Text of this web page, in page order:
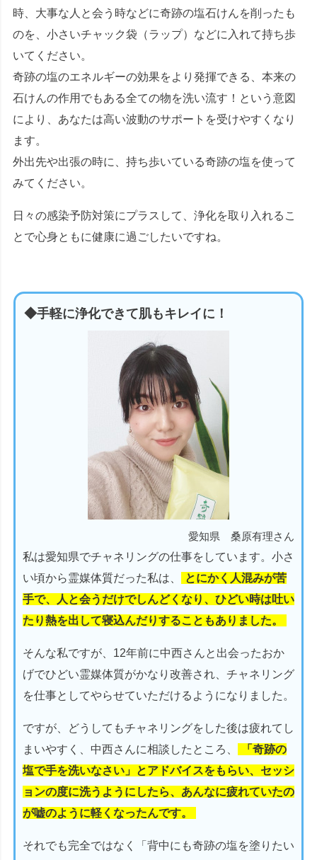
時、大事な人と会う時などに奇跡の塩石けんを削ったも
のを、小さいチャック袋（ラップ）などに入れて持ち歩
いてください。
奇跡の塩のエネルギーの効果をより発揮できる、本来の
石けんの作用でもある全ての物を洗い流す！という意図
により、あなたは高い波動のサポートを受けやすくなり
ます。
外出先や出張の時に、持ち歩いている奇跡の塩を使って
みてください。
日々の感染予防対策にプラスして、浄化を取り入れるこ
とで心身ともに健康に過ごしたいですね。
◆手軽に浄化できて肌もキレイに！
愛知県 桑原有理さん
私は愛知県でチャネリングの仕事をしています。小さ
い頃から霊媒体質だった私は、
とにかく人混みが苦
手で、人と会うだけでしんどくなり、ひどい時は吐い
たり熱を出して寝込んだりすることもありました。
そんな私ですが、12年前に中西さんと出会ったおか
げでひどい霊媒体質がかなり改善され、チャネリング
を仕事としてやらせていただけるようになりました。
ですが、どうしてもチャネリングをした後は疲れてし
まいやすく、中西さんに相談したところ、
「奇跡の
塩で手を洗いなさい」とアドバイスをもらい、セッシ
ョンの度に洗うようにしたら、あんなに疲れていたの
が嘘のように軽くなったんです。
それでも完全ではなく「背中にも奇跡の塩を塗りたい